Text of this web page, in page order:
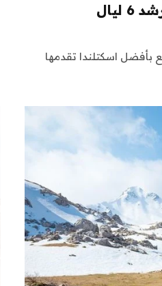
بأفضل اسكتلندا تقدمها